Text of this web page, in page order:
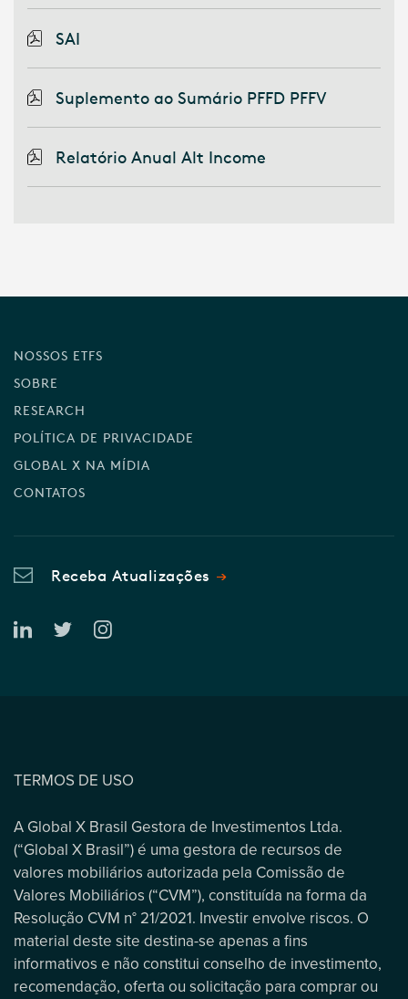
SAI
Suplemento ao Sumário PFFD PFFV
Relatório Anual Alt Income
NOSSOS ETFS
SOBRE
RESEARCH
POLÍTICA DE PRIVACIDADE
GLOBAL X NA MÍDIA
CONTATOS
Receba Atualizações
TERMOS DE USO
A Global X Brasil Gestora de Investimentos Ltda.
(“Global X Brasil”) é uma gestora de recursos de
valores mobiliários autorizada pela Comissão de
Valores Mobiliários (“CVM”), constituída na forma da
Resolução CVM n° 21/2021. Investir envolve riscos. O
material deste site destina-se apenas a fins
informativos e não constitui conselho de investimento,
recomendação, oferta ou solicitação para comprar ou